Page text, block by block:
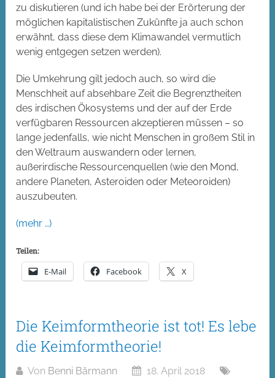
zu diskutieren (und ich habe bei der Erörterung der
möglichen kapitalistischen Zukünfte ja auch schon
erwähnt, dass diese dem Klimawandel vermutlich
wenig entgegen setzen werden).
Die Umkehrung gilt jedoch auch, so wird die
Menschheit auf absehbare Zeit die Begrenztheiten
des irdischen Ökosystems und der auf der Erde
verfügbaren Ressourcen akzeptieren müssen – so
lange jedenfalls, wie nicht Menschen in großem Stil in
den Weltraum auswandern oder lernen,
außerirdische Ressourcenquellen (wie den Mond,
andere Planeten, Asteroiden oder Meteoroiden)
auszubeuten.
(mehr …)
Teilen:
E-Mail Facebook X
Die Keimformtheorie ist tot! Es lebe
die Keimformtheorie!
Von Benni Bärmann 18. April 2018